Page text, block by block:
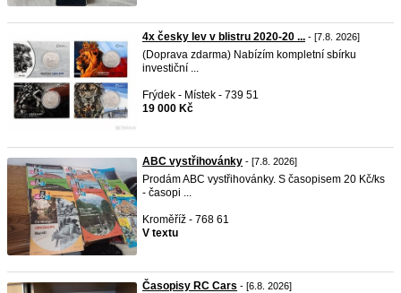
4x česky lev v blistru 2020-20 ... - [7.8. 2026]
(Doprava zdarma) Nabízím kompletní sbírku
investiční ...
Frýdek - Místek - 739 51
19 000 Kč
ABC vystřihovánky - [7.8. 2026]
Prodám ABC vystřihovánky. S časopisem 20 Kč/ks
- časopi ...
Kroměříž - 768 61
V textu
Časopisy RC Cars - [6.8. 2026]